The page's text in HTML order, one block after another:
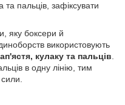
та пальців, зафіксувати
яку боксери й
використовують
кулаку та пальців
в одну лінію, тим